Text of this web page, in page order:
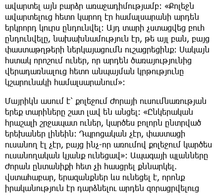
ավարտել այն բարձր առաջադիմությամբ։ «Քոլեջն
ավարտելուց հետո կարող էր համալսարանի արդեն
երկրորդ կուրս ընդունվել։ Այդ տարի չստացվեց բուհ
ընդունվելը, նախախնամություն էր, թե այլ բան, բայց
փաստաթղթերի ներկայացումն ուշացրեցինք։ Սակայն
հստակ որոշում ուներ, որ արդեն ծառայությունից
վերադառնալուց հետո անպայման կրթությունը
կշարունակի համալսարանում»։
Մայրիկն ասում է՝ քոլեջում Ժորայի ուսումնառության
երեք տարիները շատ լավ են անցել։ «Ընկերական
հրաշալի շրջապատ ուներ, կարծես բոլորն ընտրված
երեխաներ լինեին։ Դպրոցական չէր, փաստացի
ուսանող էլ չէր, բայց ինչ-որ առումով քոլեջում կարծես
ուսանողական կյանք ունեցավ»։ Ապագայի պլանները
Ժորան ընտանիքի հետ չի հասցրել քննարկել.
վստահաբար, երազանքներ ևս ունեցել է, որոնք
իրականություն էր դարձնելու արդեն զորացրվելուց